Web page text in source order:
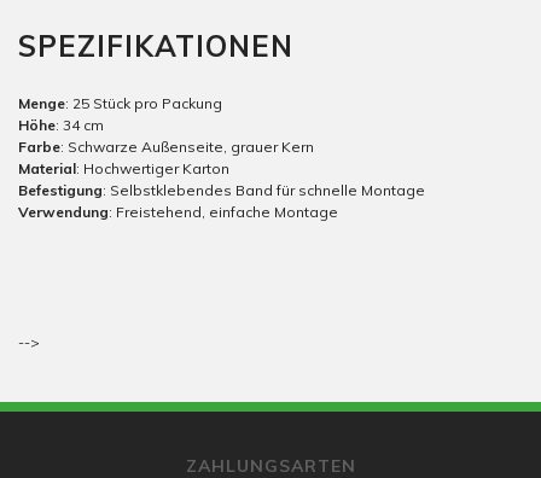
SPEZIFIKATIONEN
Menge: 25 Stück pro Packung
Höhe: 34 cm
Farbe: Schwarze Außenseite, grauer Kern
Material: Hochwertiger Karton
Befestigung: Selbstklebendes Band für schnelle Montage
Verwendung: Freistehend, einfache Montage
-->
ZAHLUNGSARTEN